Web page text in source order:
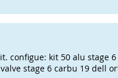
configue: kit 50 alu stage
stage 6 carbu 19 dell